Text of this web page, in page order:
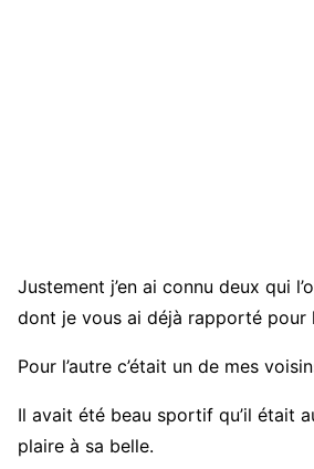
Justement j’en ai connu deux qui
dont je vous ai déjà rapporté pour
Pour l’autre c’était un de mes
Il avait été beau sportif qu’il était
plaire à sa belle.